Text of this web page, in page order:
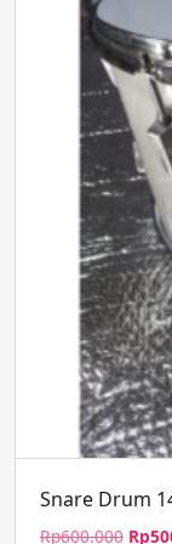
Snare Drum
Rp600.000 Rp